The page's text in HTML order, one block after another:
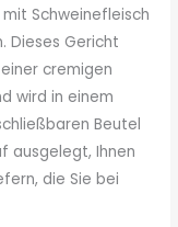
Schweinefleisch
Dieses Gericht
cremigen
wird in einem
Beutel
ausgelegt, Ihnen
die Sie bei